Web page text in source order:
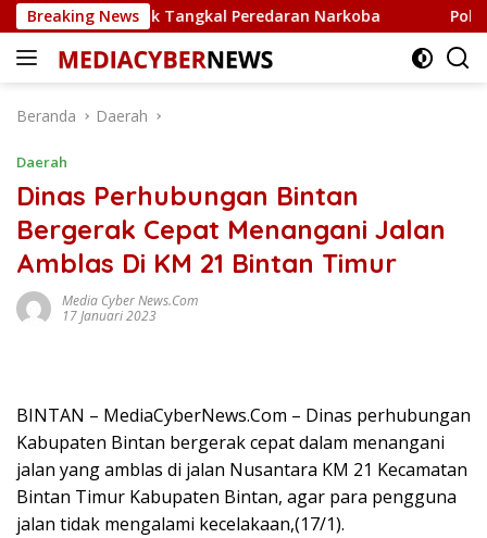
Langsung
ke
konten
Breaking News
untuk Tangkal Peredaran Narkoba Polsek
Beranda Daerah
Daerah
Dinas Perhubungan Bintan
Bergerak Cepat Menangani Jalan
Amblas Di KM 21 Bintan Timur
Media Cyber News.Com
17 Januari 2023
BINTAN – MediaCyberNews.Com – Dinas perhubungan
Kabupaten Bintan bergerak cepat dalam menangani
jalan yang amblas di jalan Nusantara KM 21 Kecamatan
Bintan Timur Kabupaten Bintan, agar para pengguna
jalan tidak mengalami kecelakaan,(17/1).